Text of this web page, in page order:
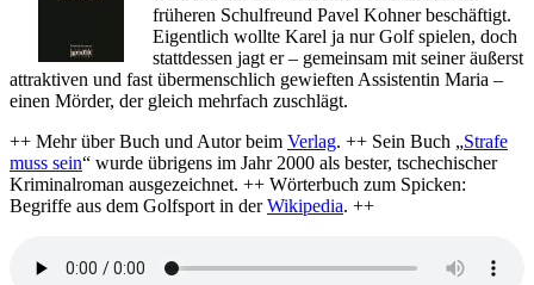
früheren Schulfreund Pavel Kohner beschäftigt.
Eigentlich wollte Karel ja nur Golf spielen, doch
stattdessen jagt er – gemeinsam mit seiner äußerst
attraktiven und fast übermenschlich gewieften Assistentin Maria –
einen Mörder, der gleich mehrfach zuschlägt.
++ Mehr über Buch und Autor beim Verlag. ++ Sein Buch „Strafe
muss sein“ wurde übrigens im Jahr 2000 als bester, tschechischer
Kriminalroman ausgezeichnet. ++ Wörterbuch zum Spicken:
Begriffe aus dem Golfsport in derWikipedia. ++